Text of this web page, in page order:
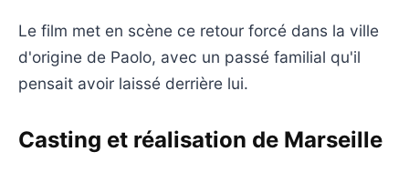
Le film met en scène ce retour forcé dans la ville
d'origine de Paolo, avec un passé familial qu'il
pensait avoir laissé derrière lui.
Casting et réalisation de Marseille